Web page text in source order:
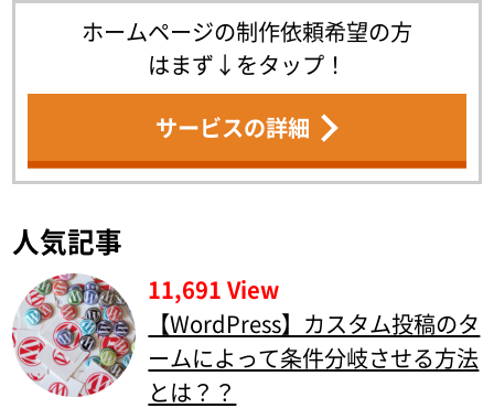
ホームページの制作依頼希望の方
はまず↓をタップ！
サービスの詳細
人気記事
11,691 View
【WordPress】カスタム投稿のタ
ームによって条件分岐させる方法
とは？？